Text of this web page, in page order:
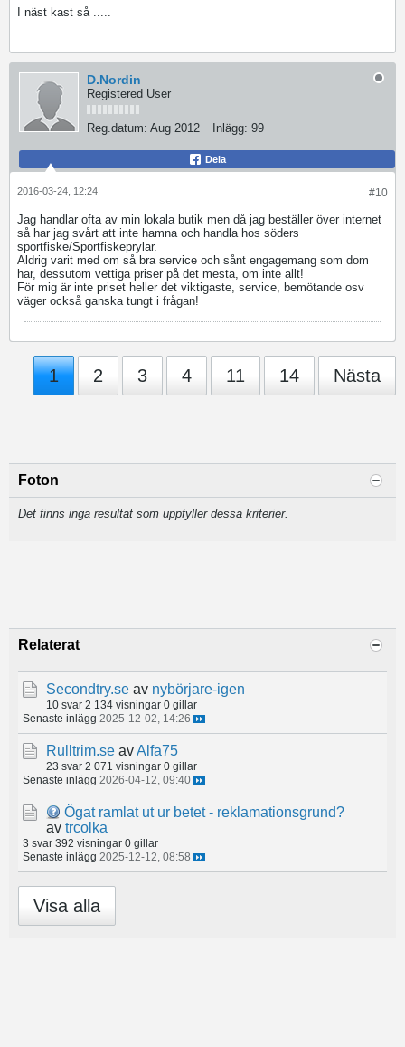
I näst kast så .....
D.Nordin
Registered User
Reg.datum: Aug 2012 Inlägg: 99
Dela
#10
2016-03-24, 12:24
Jag handlar ofta av min lokala butik men då jag beställer över internet
så har jag svårt att inte hamna och handla hos söders
sportfiske/Sportfiskeprylar.
Aldrig varit med om så bra service och sånt engagemang som dom
har, dessutom vettiga priser på det mesta, om inte allt!
För mig är inte priset heller det viktigaste, service, bemötande osv
väger också ganska tungt i frågan!
1 2 3 4 11 14 Nästa
Foton
Det finns inga resultat som uppfyller dessa kriterier.
Relaterat
Secondtry.se av nybörjare-igen
10 svar 2 134 visningar 0 gillar
Senaste inlägg 2025-12-02, 14:26
Rulltrim.se avAlfa75
23 svar 2 071 visningar 0 gillar
Senaste inlägg 2026-04-12, 09:40
Ögat ramlat ut ur betet - reklamationsgrund?
av trcolka
3 svar 392 visningar 0 gillar
Senaste inlägg 2025-12-12, 08:58
Visa alla